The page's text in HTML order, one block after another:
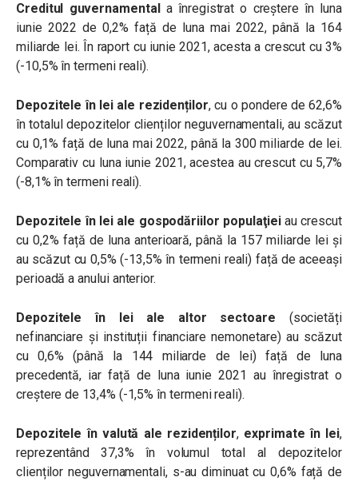
Creditul guvernamental a înregistrat o creștere în luna
iunie 2022 de 0,2% față de luna mai 2022, până la 164
miliarde lei. În raport cu iunie 2021, acesta a crescut cu 3%
(-10,5% în termeni reali).
Depozitele în lei ale rezidenților, cu o pondere de 62,6%
în totalul depozitelor clienților neguvernamentali, au scăzut
cu 0,1% față de luna mai 2022, până la 300 miliarde de lei.
Comparativ cu luna iunie 2021, acestea au crescut cu 5,7%
(-8,1% în termeni reali).
Depozitele în lei ale gospodăriilor populaţieiau crescut
cu 0,2% față de luna anterioară, până la 157 miliarde lei și
au scăzut cu 0,5% (-13,5% în termeni reali) față de aceeași
perioadă a anului anterior.
Depozitele în lei ale altor sectoare (societăți
nefinanciare și instituții financiare nemonetare) au scăzut
cu 0,6% (până la 144 miliarde de lei) față de luna
precedentă, iar față de luna iunie 2021 au înregistrat o
creștere de 13,4% (-1,5% în termeni reali).
Depozitele în valută ale rezidenților, exprimate în lei,
reprezentând 37,3% în volumul total al depozitelor
clienților neguvernamentali, s-au diminuat cu 0,6% față de